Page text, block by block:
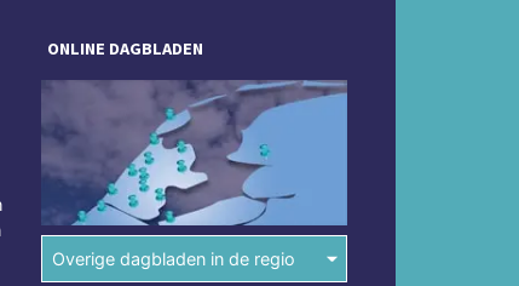
ONLINE DAGBLADEN
Overige dagbladen in de regio